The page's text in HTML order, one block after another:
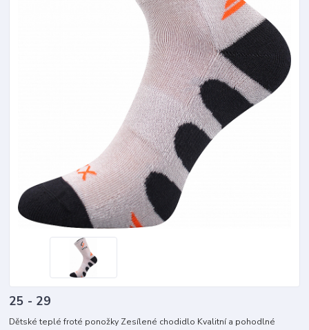
25 - 29
Dětské teplé froté ponožky Zesílené chodidlo Kvalitní a pohodlné